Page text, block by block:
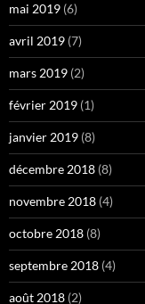
mai 2019 (6)
avril 2019 (7)
mars 2019 (2)
février 2019 (1)
janvier 2019 (8)
décembre 2018 (8)
novembre 2018 (4)
octobre 2018 (8)
septembre 2018 (4)
août 2018 (2)